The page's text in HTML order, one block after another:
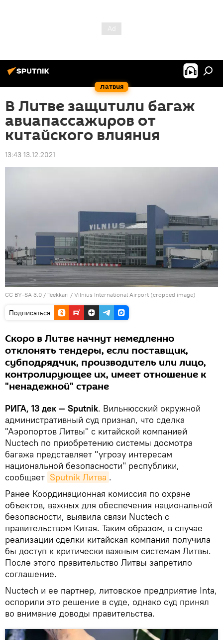
Латвия
В Литве защитили багаж
авиапассажиров от
китайского влияния
13:43 13.12.2021
CC BY-SA 3.0 / Teekkari / Vilnius International Airport (cropped image)
Подписаться
Скоро в Литве начнут немедленно
отклонять тендеры, если поставщик,
субподрядчик, производитель или лицо,
контролирующее их, имеет отношение к
"ненадежной" стране
РИГА, 13 дек — Sputnik. Вильнюсский окружной
административный суд признал, что сделка
"Аэропортов Литвы" с китайской компанией
Nuctech по приобретению системы досмотра
багажа представляет "угрозу интересам
национальной безопасности" республики,
сообщает Sputnik Литва .
Ранее Координационная комиссия по охране
объектов, важных для обеспечения национальной
безопасности, выявила связи Nuctech с
правительством Китая. Таким образом, в случае
реализации сделки китайская компания получила
бы доступ к критически важным системам Литвы.
После этого правительство Литвы запретило
соглашение.
Nuctech и ее партнер, литовское предприятие Inta,
оспорили это решение в суде, однако суд принял
во внимание доводы правительства.